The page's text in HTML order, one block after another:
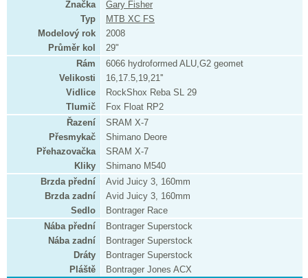
Značka
Gary Fisher
Typ
MTB XC FS
Modelový rok
2008
Průměr kol
29"
Rám
6066 hydroformed ALU,G2 geomet
Velikosti
16,17.5,19,21''
Vidlice
RockShox Reba SL 29
Tlumič
Fox Float RP2
Řazení
SRAM X-7
Přesmykač
Shimano Deore
Přehazovačka
SRAM X-7
Kliky
Shimano M540
Brzda přední
Avid Juicy 3, 160mm
Brzda zadní
Avid Juicy 3, 160mm
Sedlo
Bontrager Race
Nába přední
Bontrager Superstock
Nába zadní
Bontrager Superstock
Dráty
Bontrager Superstock
Pláště
Bontrager Jones ACX